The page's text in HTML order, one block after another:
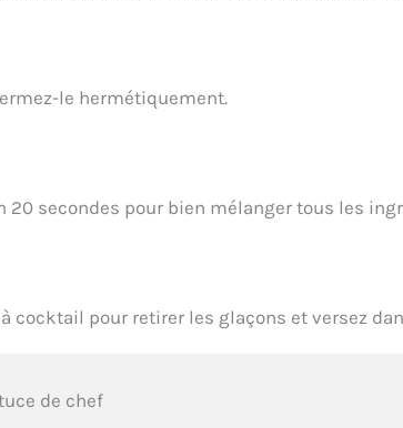
le hermétiquement.
20 secondes pour bien mélanger tous les
cocktail pour retirer les glaçons et versez
de chef